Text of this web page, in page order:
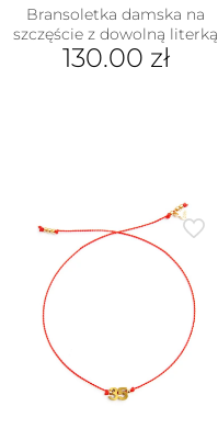
Bransoletka damska na
szczęście z dowolną literką
130.00 zł
można
wybrać